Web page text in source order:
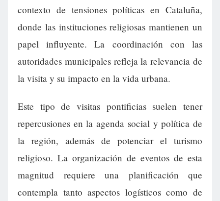
contexto de tensiones políticas en Cataluña,
donde las instituciones religiosas mantienen un
papel influyente. La coordinación con las
autoridades municipales refleja la relevancia de
la visita y su impacto en la vida urbana.
Este tipo de visitas pontificias suelen tener
repercusiones en la agenda social y política de
la región, además de potenciar el turismo
religioso. La organización de eventos de esta
magnitud requiere una planificación que
contempla tanto aspectos logísticos como de